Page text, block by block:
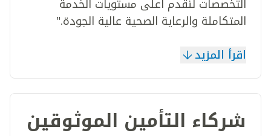
التخصصات لنقدم أعلى مستويات الخدمة
المتكاملة والرعاية الصحية عالية الجودة."
اقرأ المزيد
شركاء التأمين الموثوقين